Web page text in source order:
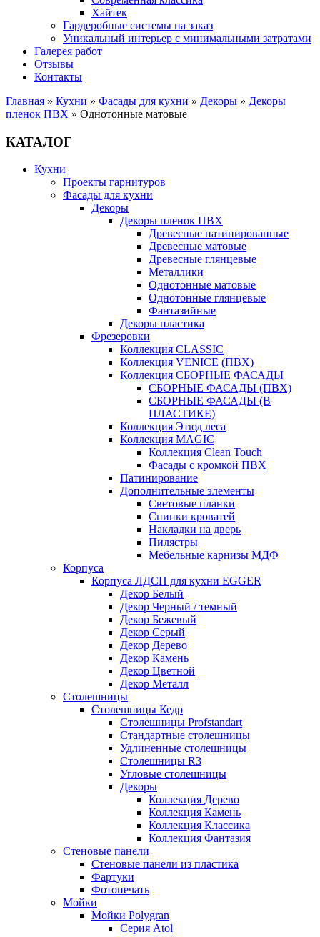
Хайтек
Гардеробные системы на заказ
Уникальный интерьер с минимальными затратами
Галерея работ
Отзывы
Контакты
Главная » Кухни » Фасады для кухни » Декоры » Декоры
пленок ПВХ » Однотонные матовые
КАТАЛОГ
Кухни
Проекты гарнитуров
Фасады для кухни
Декоры
Декоры пленок ПВХ
Древесные патинированные
Древесные матовые
Древесные глянцевые
Металлики
Однотонные матовые
Однотонные глянцевые
Фантазийные
Декоры пластика
Фрезеровки
Коллекция CLASSIC
Коллекция VENICE (ПВХ)
Коллекция СБОРНЫЕ ФАСАДЫ
СБОРНЫЕ ФАСАДЫ (ПВХ)
СБОРНЫЕ ФАСАДЫ (В
ПЛАСТИКЕ)
Коллекция Этюд леса
Коллекция MAGIC
Коллекция Clean Touch
Фасады с кромкой ПВХ
Патинирование
Дополнительные элементы
Световые планки
Спинки кроватей
Накладки на дверь
Пилястры
Мебельные карнизы МДФ
Корпуса
Корпуса ЛДСП для кухни EGGER
Декор Белый
Декор Черный / темный
Декор Бежевый
Декор Серый
Декор Дерево
Декор Камень
Декор Цветной
Декор Металл
Столешницы
Столешницы Кедр
Столешницы Profstandart
Стандартные столешницы
Удлиненные столешницы
Столешницы R3
Угловые столешницы
Декоры
Коллекция Дерево
Коллекция Камень
Коллекция Классика
Коллекция Фантазия
Стеновые панели
Стеновые панели из пластика
Фартуки
Фотопечать
Мойки
Мойки Polygran
Серия Atol